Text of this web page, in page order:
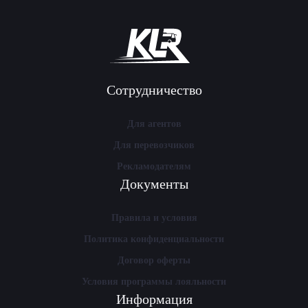
Сотрудничество
Для агентов
Для перевозчиков
Рекламодателям
Документы
Правила и условия
Политика конфиденциальности
Договор оферты
Условия программы лояльности
Информация